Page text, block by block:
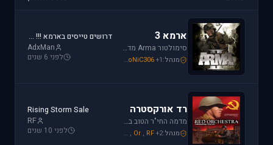
ארמא 3
סימולטור Arma מדמה את לוחמת שדה הקרב ברמה ריאליסטית גבוהה. בנוסף, ארמא משלב בין לוחמה אווירית ללוחמת שדה קרקעית.
מנהל: galzohar SoNiC306+1
דרושים טייסים בארמא !!! Sayeret Matkal Clan
AdxMan
לפני 6 שנים
רד אורקסטרה
מדמה החי"ר הטוב ביותר שיצא למלחמת העולם השנייה. המשחק היחידי שמחזיר אותך לחזית המזרחית. כולל לוחמת חי"ר ושריון.
מנהל: Mike_69th , Or , RF+2
Rising Storm Sale
RF
לפני 10 שנים